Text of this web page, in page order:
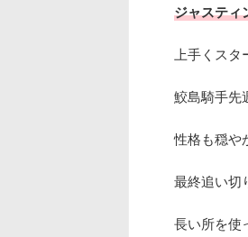
ジャスティ
上手くス
鮫島騎手先
性格も穏や
最終追い切
長い所を使